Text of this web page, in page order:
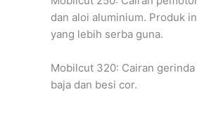
dan aloi aluminium. Produk
yang lebih serba guna.
Mobilcut 320: Cairan
baja dan besi cor.